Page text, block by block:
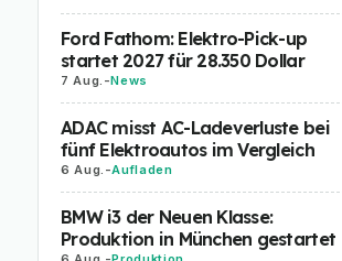
Ford Fathom: Elektro-Pick-up
startet 2027 für 28.350 Dollar
7 Aug. -News
ADAC misst AC-Ladeverluste bei
fünf Elektroautos im Vergleich
6 Aug. -Aufladen
BMW i3 der Neuen Klasse:
Produktion in München gestartet